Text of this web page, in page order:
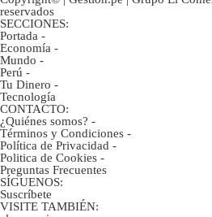
reservados
SECCIONES:
Portada -
Economía -
Mundo -
Perú -
Tu Dinero -
Tecnología
CONTACTO:
¿Quiénes somos? -
Términos y Condiciones -
Política de Privacidad -
Politica de Cookies -
Preguntas Frecuentes
SÍGUENOS:
Suscríbete
VISITE TAMBIÉN: